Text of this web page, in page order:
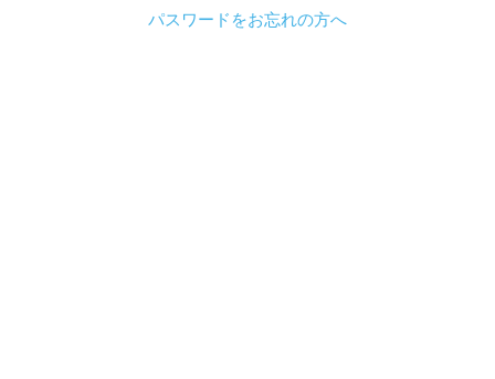
パスワードをお忘れの方へ